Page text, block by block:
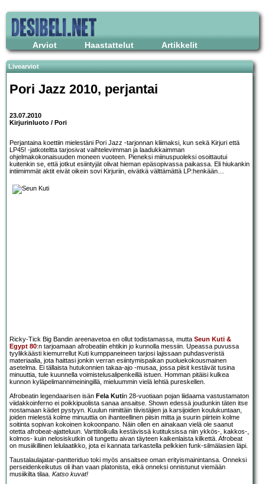
Arviot Haastattelut Artikkelit
Livearviot
Pori Jazz 2010, perjantai
23.07.2010
Kirjurinluoto / Pori
Perjantaina koettiin mielestäni Pori Jazz -tarjonnan kliimaksi, kun sekä Kirjuri että
LP45! -jatkoteltta tarjosivat vaihtelevimman ja laadukkaimman
ohjelmakokonaisuuden moneen vuoteen. Pieneksi miinuspuoleksi osoittautui
kuitenkin se, että jotkut esiintyjät olivat hieman epäsopivassa paikassa. Eli hiukankin
intiimimmät aktit eivät oikein sovi Kirjuriin, eivätkä välttämättä LP:henkään…
Ricky-Tick Big Bandin areenavetoa en ollut todistamassa, mutta Seun Kuti &
Egypt 80:n tarjoamaan afrobeatiin ehtikin jo kunnolla messiin. Upeassa puvussa
tyylikkäästi kiemurrellut Kuti kumppaneineen tarjosi lajissaan puhdasveristä
materiaalia, jota haittasi jonkin verran esiintymispaikan puoluekokousmainen
asetelma. Ei tällaista hutukonnien takaa-ajo -musaa, jossa piisit kestävät tusina
minuuttia, tule kuunnella voimistelusalipenkeillä istuen. Homman pitäisi kulkea
kunnon kyläpelimannimeiningillä, mieluummin vielä lehtiä pureskellen.
Afrobeatin legendaarisen isän Fela Kutin 28-vuotiaan pojan liidaama vastustamaton
viidakkoinferno ei poikkipuolista sanaa ansaitse. Shown edessä joudunkin täten itse
nostamaan kädet pystyyn. Kuulun nimittäin tiivistäjien ja karsijoiden koulukuntaan,
joiden mielestä kolme minuuttia on ihanteellinen piisin mitta ja suurin piirtein kolme
soitinta sopivan kokoinen kokoonpano. Näin ollen en ainakaan vielä ole saanut
otetta afrobeat-ajatteluun. Varttitolkulla kestävissä kutituksissa niin ykkös-, kakkos-,
kolmos- kuin nelosiskutkin oli tungettu aivan täyteen kaikenlaista kilkettä. Afrobeat
on musiikillinen lelulaatikko, jota ei kannata tarkastella pelkkien funk-silmälasien läpi.
Taustalaulajatar-pantteriduo toki myös ansaitsee oman erityismainintansa. Onneksi
perseidenkeikutus oli ihan vaan platonista, eikä onneksi onnistunut viemään
musiikilta tilaa. Katso kuvat!